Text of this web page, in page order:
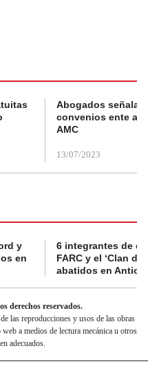
Abogados
convenios ente
AMC
13/07/2023
y
en
6 integrantes de
FARC y el ‘Clan
abatidos en
derechos reservados.
las reproducciones y usos de las obras
a medios de lectura mecánica u otros
adecuados.